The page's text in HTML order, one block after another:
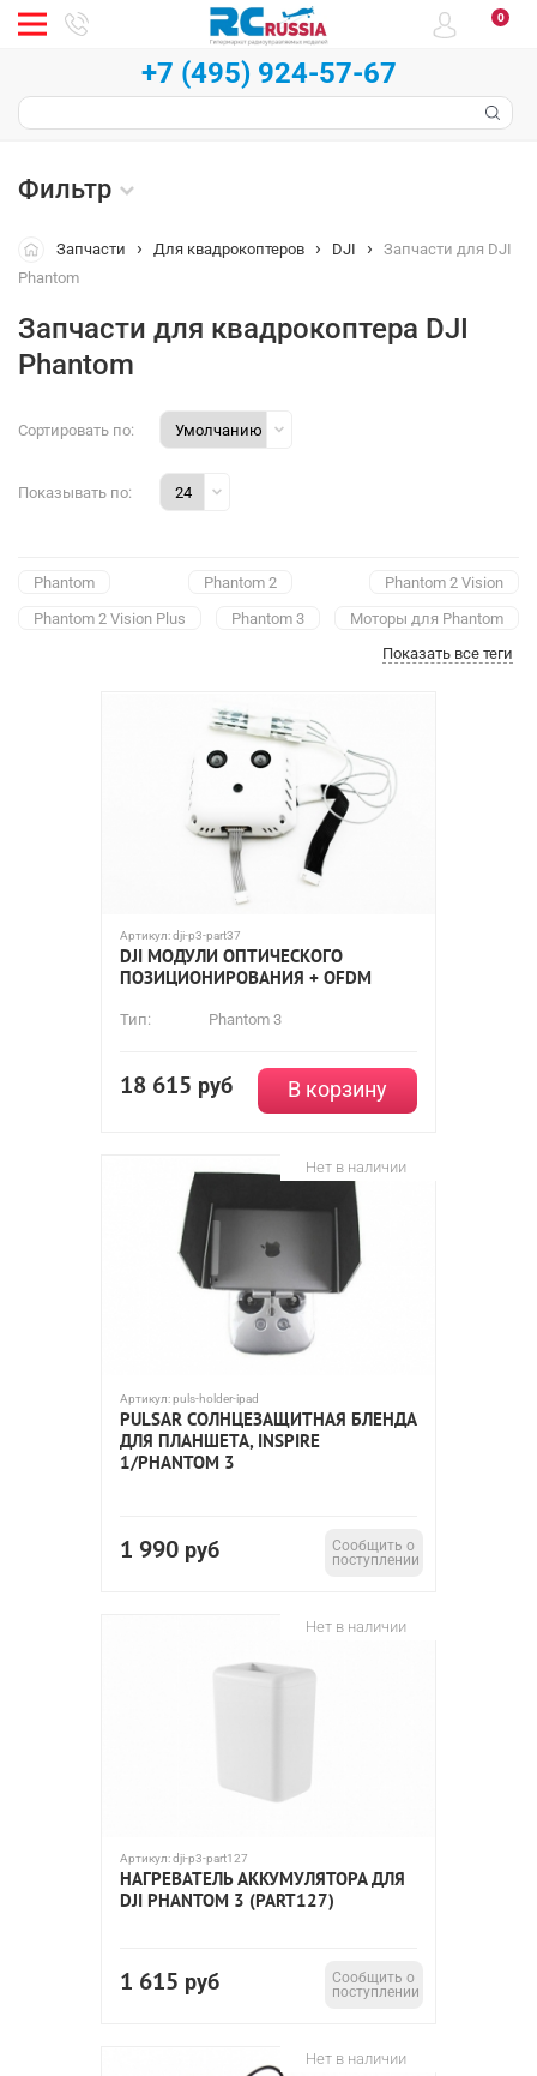
0
+7 (495) 924-57-67
Фильтр
Запчасти Для квадрокоптеров DJI
Запчасти для DJI
Phantom
Запчасти для квадрокоптера DJI
Phantom
Сортировать по:
Показывать по:
Phantom Phantom 2
Phantom 2 Vision
Phantom 2 Vision Plus
Phantom 3
Mоторы для Phantom
Зарядные устройства для Phantom
Полетные контроллеры
Крепежи и крепления
Кабели Демпферы
Защиты пропеллеров
Корпусы Фильтры
Показать все теги
Артикул:dji-p3-part37
DJI МОДУЛИ ОПТИЧЕСКОГО
ПОЗИЦИОНИРОВАНИЯ + OFDM
Тип: Phantom 3
18 615 руб В корзину
Нет в наличии
Артикул:puls-holder-ipad
PULSAR СОЛНЦЕЗАЩИТНАЯ БЛЕНДА
ДЛЯ ПЛАНШЕТА, INSPIRE
1/PHANTOM 3
1 990 руб
Сообщить о
поступлении
Нет в наличии
Артикул:dji-p3-part127
НАГРЕВАТЕЛЬ АККУМУЛЯТОРА ДЛЯ
DJI PHANTOM 3 (PART127)
1 615 руб
Сообщить о
поступлении
Нет в наличии